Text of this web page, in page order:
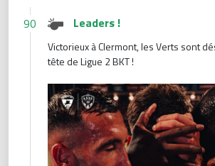
90 Leaders !
Victorieux à Clermont, les Verts sont
tête de Ligue 2 BKT !